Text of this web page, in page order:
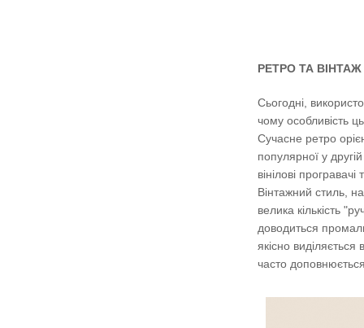
РЕТРО ТА ВІНТАЖ
Сьогодні,
чому особливість
Сучасне ретро
популярної у
вінілові
Вінтажний стиль,
велика кількість
доводиться
якісно виділяється
часто